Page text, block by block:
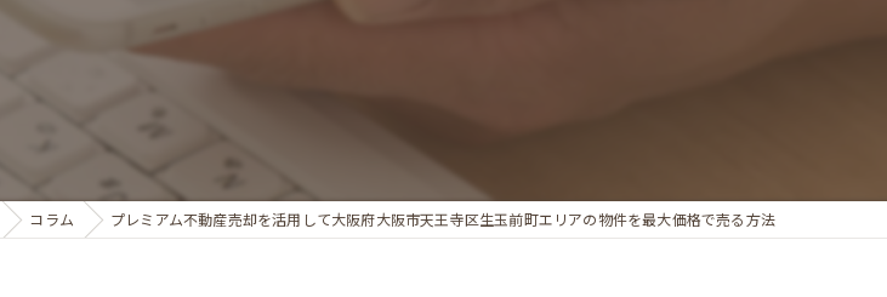
マンショントラブルでの買替え相談
コラム プレミアム不動産売却を活用して大阪府大阪市天王寺区生玉前町エリアの物件を最大価格で売る方法